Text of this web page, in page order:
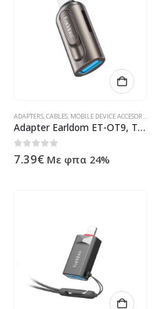
ADAPTERS,CABLES, MOBILE DEVICE ACCESORIES
Adapter Earldom ET-OT9, Type-C and card reader, OTG, Grey – 40356
0out of 5
7.39€ Με φπα 24%